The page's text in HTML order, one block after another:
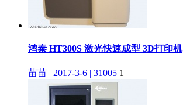
鸿泰 HT300S 激光快速成型 3D打印机
苗苗 | 2017-3-6 | 31005 1